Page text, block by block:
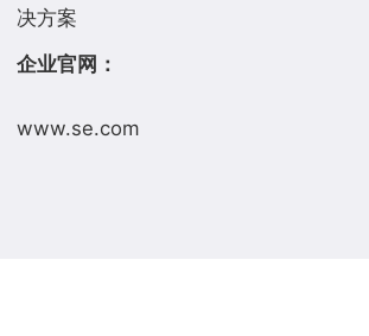
企业官网：